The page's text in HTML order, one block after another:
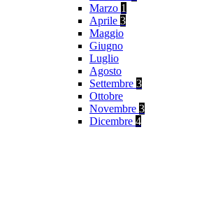
Marzo 1
Aprile 3
Maggio
Giugno
Luglio
Agosto
Settembre 3
Ottobre
Novembre 3
Dicembre 4